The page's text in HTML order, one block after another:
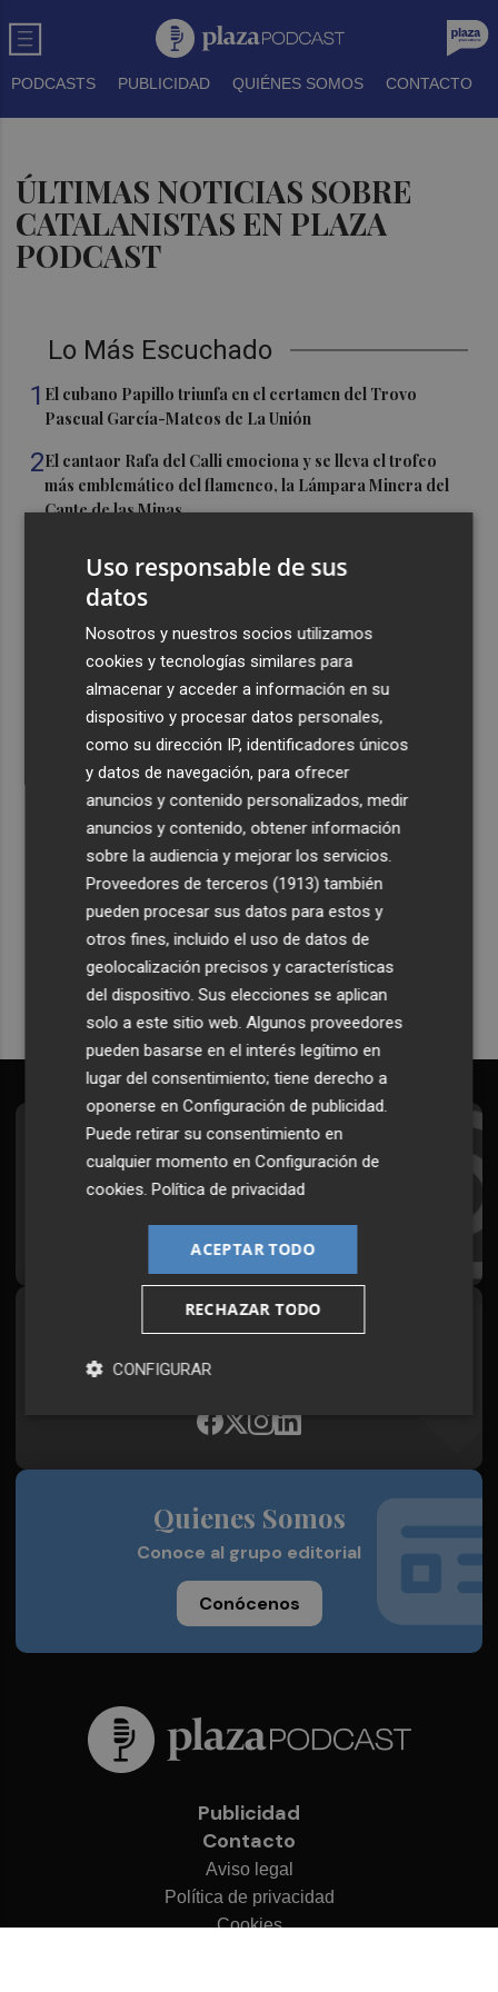
PODCASTS PUBLICIDAD QUIÉNES SOMOS CONTACTO
ÚLTIMAS NOTICIAS SOBRE
CATALANISTAS EN PLAZA
PODCAST
Lo Más Escuchado
1 El cubano Papillo triunfa en el certamen del Trovo
Pascual García-Mateos de La Unión
2El cantaor Rafa del Calli emociona y se lleva el trofeo
más emblemático del flamenco, la Lámpara Minera del
Cante de las Minas
con una victoria contra el Galatasaray
Kiat Lim preside por primera vez un partido en Mestalla
Recibe toda la actualidad de
Plaza Podcast en tu correo
Quiero suscribirme
Suscríbete al Boletín
Todos los días a primera hora en tu email
Síguenos en redes
Plaza Podcast, desde cualquier medio
Quienes Somos
Conoce al grupo editorial
Conócenos
Publicidad
Contacto
Aviso legal
Política de privacidad
Cookies
Uso responsable de sus
datos
Nosotros y nuestros socios utilizamos
cookies y tecnologías similares para
almacenar y acceder a información en su
dispositivo y procesar datos personales,
como su dirección IP, identificadores únicos
y datos de navegación, para ofrecer
anuncios y contenido personalizados, medir
anuncios y contenido, obtener información
sobre la audiencia y mejorar los servicios.
Proveedores de terceros (1913) también
pueden procesar sus datos para estos y
otros fines, incluido el uso de datos de
geolocalización precisos y características
del dispositivo. Sus elecciones se aplican
solo a este sitio web. Algunos proveedores
pueden basarse en el interés legítimo en
lugar del consentimiento; tiene derecho a
oponerse enConfiguración de publicidad.
Puede retirar su consentimiento en
cualquier momento enConfiguración de
cookies.Política de privacidad
ACEPTAR TODO
RECHAZAR TODO
CONFIGURAR